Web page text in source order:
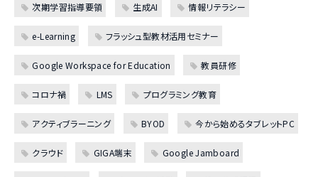
次期学習指導要領 生成AI 情報リテラシー
e-Learning フラッシュ型教材活用セミナー
Google Workspace for Education 教員研修
コロナ禍 LMS プログラミング教育
アクティブラーニング BYOD 今から始めるタブレットPC
クラウド GIGA端末 Google Jamboard